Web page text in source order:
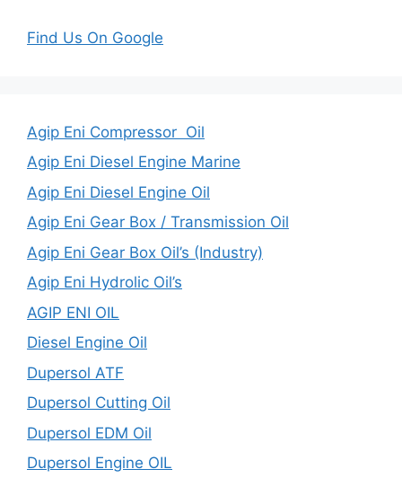
Find Us On Google
Agip Eni Compressor Oil
Agip Eni Diesel Engine Marine
Agip Eni Diesel Engine Oil
Agip Eni Gear Box / Transmission Oil
Agip Eni Gear Box Oil’s (Industry)
Agip Eni Hydrolic Oil’s
AGIP ENI OIL
Diesel Engine Oil
Dupersol ATF
Dupersol Cutting Oil
Dupersol EDM Oil
Dupersol Engine OIL